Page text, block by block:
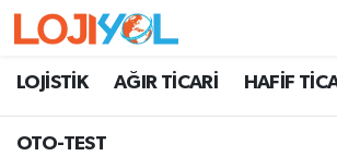
LOJİSTİK AĞIR TİCARİ HAFİF
OTO-TEST
OTO-TEST